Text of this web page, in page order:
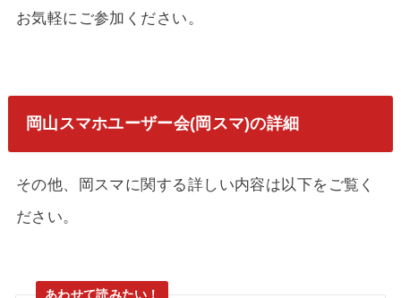
お気軽にご参加ください。
岡山スマホユーザー会(岡スマ)の詳細
その他、岡スマに関する詳しい内容は以下をご覧く
ださい。